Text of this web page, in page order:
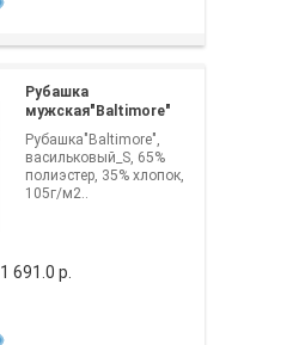
Рубашка
мужская"Baltimore"
Рубашка"Baltimore",
васильковый_S, 65%
полиэстер, 35% хлопок,
105г/м2..
1 691.0 р.